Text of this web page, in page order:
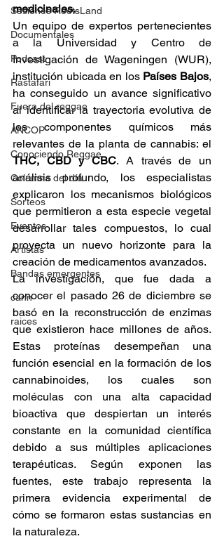
Sesiones RootsLand
Documentales
Podcast
Rastafari
Fuera del reggae
ANCOP
Conociendo Reggae
Columna del día
Sorteos
Eventos
Artistas
Bandas emergentes
cann
raices
medicinales.
Un equipo de expertos pertenecientes
a la Universidad y Centro de
Investigación de Wageningen (WUR),
institución ubicada en los Países Bajos,
ha conseguido un avance significativo
al identificar la trayectoria evolutiva de
los componentes químicos más
THC, CBD y CBC. A través de un
análisis profundo, los especialistas
explicaron los mecanismos biológicos
que permitieron a esta especie vegetal
desarrollar tales compuestos, lo cual
proyecta un nuevo horizonte para la
creación de medicamentos avanzados.
La investigación, que fue dada a
conocer el pasado 26 de diciembre se
basó en la reconstrucción de enzimas
que existieron hace millones de años.
Estas proteínas desempeñan una
función esencial en la formación de los
cannabinoides, los cuales son
moléculas con una alta capacidad
bioactiva que despiertan un interés
constante en la comunidad científica
debido a sus múltiples aplicaciones
terapéuticas. Según exponen las
fuentes, este trabajo representa la
primera evidencia experimental de
cómo se formaron estas sustancias en
la naturaleza.